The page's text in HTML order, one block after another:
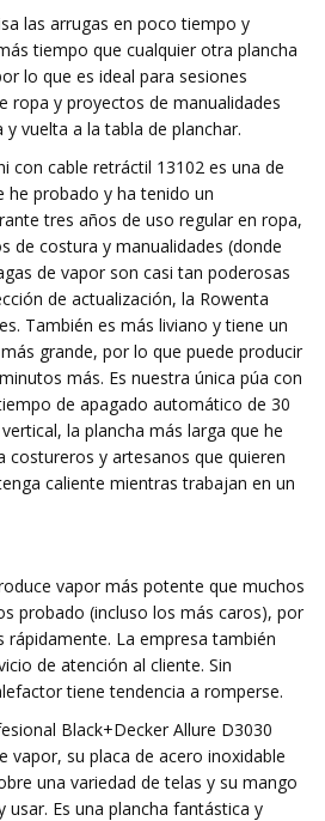
las arrugas en poco tiempo y
tiempo que cualquier otra plancha
lo que es ideal para sesiones
ropa y proyectos de manualidades
vuelta a la tabla de planchar.
con cable retráctil 13102 es una de
he probado y ha tenido un
tres años de uso regular en ropa,
de costura y manualidades (donde
de vapor son casi tan poderosas
de actualización, la Rowenta
También es más liviano y tiene un
grande, por lo que puede producir
más. Es nuestra única púa con
de apagado automático de 30
la plancha más larga que he
costureros y artesanos que quieren
caliente mientras trabajan en un
vapor más potente que muchos
probado (incluso los más caros), por
rápidamente. La empresa también
de atención al cliente. Sin
tiene tendencia a romperse.
Black+Decker Allure D3030
vapor, su placa de acero inoxidable
una variedad de telas y su mango
Es una plancha fantástica y